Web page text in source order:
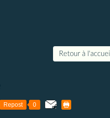
Retour à l'accueil
Repost 0